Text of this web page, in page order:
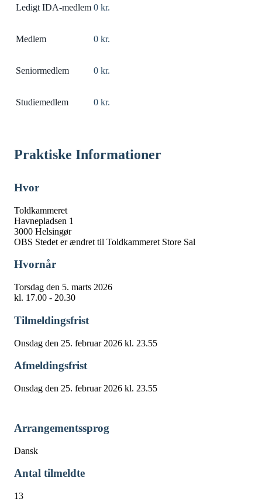
Ledigt IDA-medlem 0 kr.
Medlem 0 kr.
Seniormedlem 0 kr.
Studiemedlem 0 kr.
Praktiske Informationer
Hvor
Toldkammeret
Havnepladsen 1
3000 Helsingør
OBS Stedet er ændret til Toldkammeret Store Sal
Hvornår
Torsdag den 5. marts 2026
kl. 17.00 - 20.30
Tilmeldingsfrist
Onsdag den 25. februar 2026 kl. 23.55
Afmeldingsfrist
Onsdag den 25. februar 2026 kl. 23.55
Arrangementssprog
Dansk
Antal tilmeldte
13